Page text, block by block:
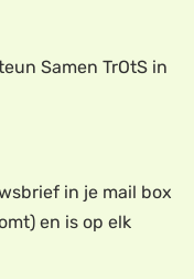
Samen TrOtS in
in je mail box
en is op elk